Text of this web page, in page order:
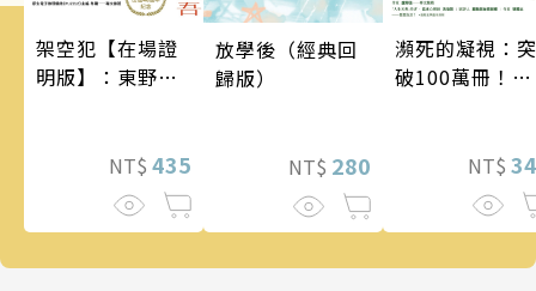
架空犯【在場證
明版】：東野圭
蝠》系列重磅新
NT$ 435
放學後（經典回
歸版）
NT$ 280
瀕死的凝視：突
破100萬冊！這
的情慾與驚悚！
NT$